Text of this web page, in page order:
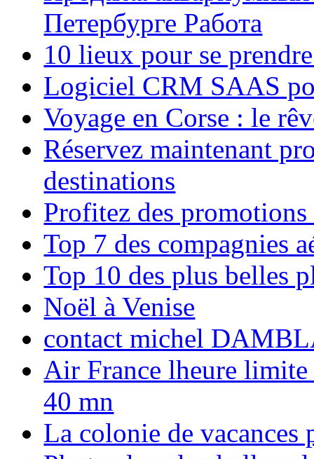
Петербурге Работа
10 lieux pour se
Logiciel CRM SAAS
Voyage en Corse : le
Réservez maintenant
destinations
Profitez des
Top 7 des compagnies
Top 10 des plus belles
Noël à Venise
contact michel
Air France lheure limite
40 mn
La colonie de vacances